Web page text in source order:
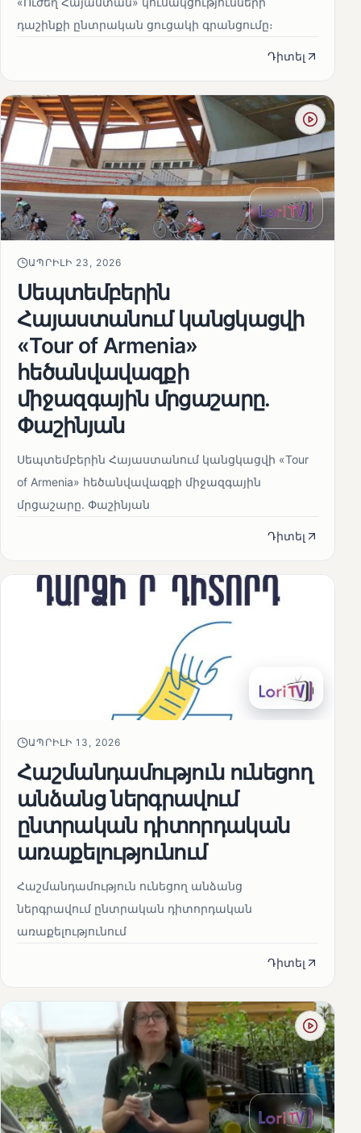
դաշինքի ընտրական ցուցակի գրանցումը։
Դիտել
ԱՊՐԻԼԻ 23, 2026
Սեպտեմբերին
Հայաստանում կանցկացվի
«Tour of Armenia»
հեծանվավազքի
միջազգային մրցաշարը.
Փաշինյան
Սեպտեմբերին Հայաստանում կանցկացվի «Tour
of Armenia» հեծանվավազքի միջազգային
մրցաշարը. Փաշինյան
Դիտել
ԱՊՐԻԼԻ 13, 2026
Հաշմանդամություն ունեցող
անձանց ներգրավում
ընտրական դիտորդական
առաքելությունում
Հաշմանդամություն ունեցող անձանց
ներգրավում ընտրական դիտորդական
առաքելությունում
Դիտել